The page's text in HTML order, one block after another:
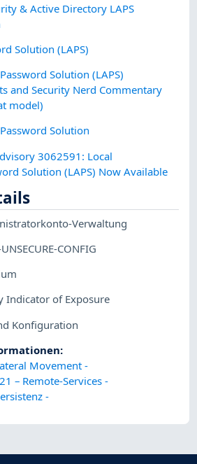
& Active Directory LAPS
Solution (LAPS)
Solution (LAPS)
and Security Nerd Commentary
model)
Solution
3062591: Local
Solution (LAPS) Now Available
Verwaltung
CONFIG
Indicator of Exposure
Konfiguration
:
Movement-
– Remote-Services -
-